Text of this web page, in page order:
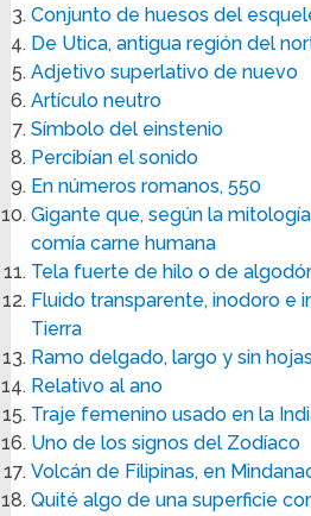
Conjunto de huesos del
De Utica, antigua región del
Adjetivo superlativo de nuevo
Artículo neutro
Símbolo del einstenio
Percibían el sonido
En números romanos, 550
Gigante que, según la
comía carne humana
Tela fuerte de hilo o de
Fluido transparente, inodoro e
Tierra
Ramo delgado, largo y sin hojas
Relativo al ano
Traje femenino usado en la
Uno de los signos del Zodíaco
Volcán de Filipinas, en
Quité algo de una superficie